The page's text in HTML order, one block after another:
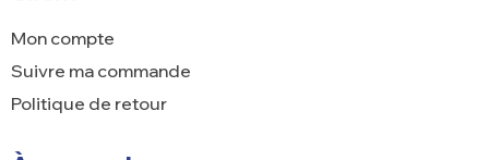
Mon compte
Suivre ma commande
Politique de retour